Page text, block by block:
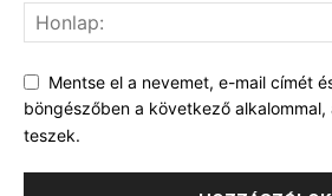
Mentse el a nevemet, e-mail címét
böngészőben a következő
teszek.